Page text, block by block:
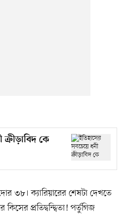
কে
৩৮। ক্যারিয়ারের শেষটা দেখতে
প্রতিদ্বন্দ্বিতা! পর্তুগিজ